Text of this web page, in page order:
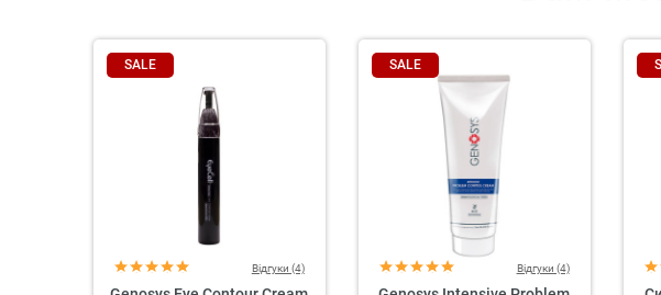
SALE
Відгуки (4)
SALE
Відгуки (4)